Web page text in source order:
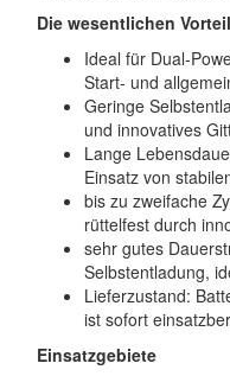
Die wesentlichen
Ideal für Dual-
Start- und
Geringe
und innovatives
Lange
Einsatz von
bis zu zweifache
rüttelfest durch
sehr gutes
Selbstentladung,
Lieferzustand:
ist sofort
Einsatzgebiete